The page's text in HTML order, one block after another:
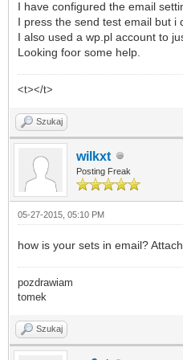
I have configured the email
I press the send test email but i
I also used a wp.pl account to
Looking foor some help.
<t></t>
Szukaj
wilkxt
Posting Freak
05-27-2015, 05:10 PM
how is your sets in email?
pozdrawiam
tomek
Szukaj